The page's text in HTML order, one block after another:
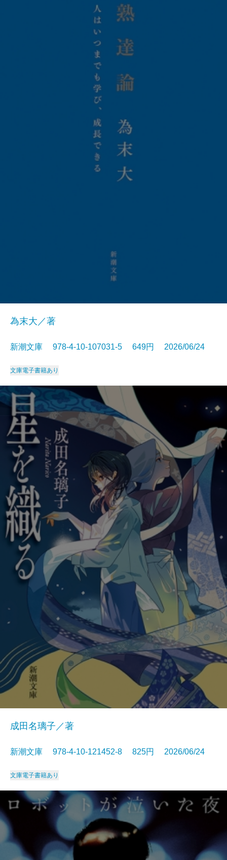
為末大／著
新潮文庫 978-4-10-107031-5 649円 2026/06/24
文庫電子書籍あり
成田名璃子／著
新潮文庫 978-4-10-121452-8 825円 2026/06/24
文庫電子書籍あり